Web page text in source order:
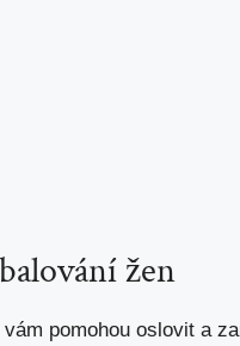
žen
pomohou oslovit a